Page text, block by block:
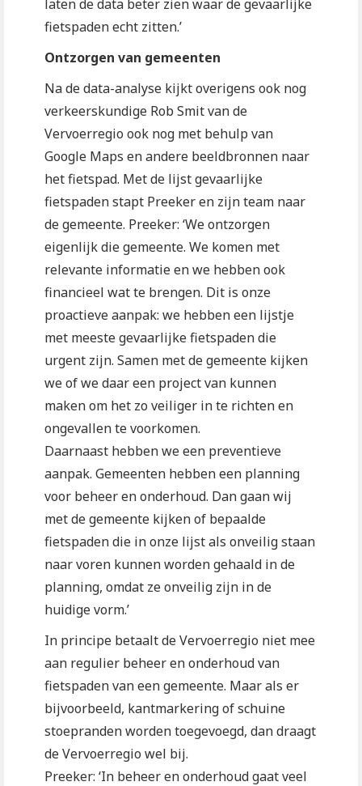
laten de data beter zien waar de gevaarlijke
fietspaden echt zitten.’
Ontzorgen van gemeenten
Na de data-analyse kijkt overigens ook nog
verkeerskundige Rob Smit van de
Vervoerregio ook nog met behulp van
Google Maps en andere beeldbronnen naar
het fietspad. Met de lijst gevaarlijke
fietspaden stapt Preeker en zijn team naar
de gemeente. Preeker: ‘We ontzorgen
eigenlijk die gemeente. We komen met
relevante informatie en we hebben ook
financieel wat te brengen. Dit is onze
proactieve aanpak: we hebben een lijstje
met meeste gevaarlijke fietspaden die
urgent zijn. Samen met de gemeente kijken
we of we daar een project van kunnen
maken om het zo veiliger in te richten en
ongevallen te voorkomen.
Daarnaast hebben we een preventieve
aanpak. Gemeenten hebben een planning
voor beheer en onderhoud. Dan gaan wij
met de gemeente kijken of bepaalde
fietspaden die in onze lijst als onveilig staan
naar voren kunnen worden gehaald in de
planning, omdat ze onveilig zijn in de
huidige vorm.’
In principe betaalt de Vervoerregio niet mee
aan regulier beheer en onderhoud van
fietspaden van een gemeente. Maar als er
bijvoorbeeld, kantmarkering of schuine
stoepranden worden toegevoegd, dan draagt
de Vervoerregio wel bij.
Preeker: ‘In beheer en onderhoud gaat veel